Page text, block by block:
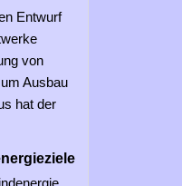
Entwurf
von
Ausbau
hat der